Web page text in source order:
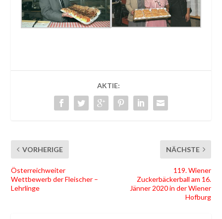
AKTIE:
VORHERIGE
Österreichweiter
Wettbewerb der Fleischer –
Lehrlinge
NÄCHSTE
119. Wiener
Zuckerbäckerball am 16.
Jänner 2020 in der Wiener
Hofburg